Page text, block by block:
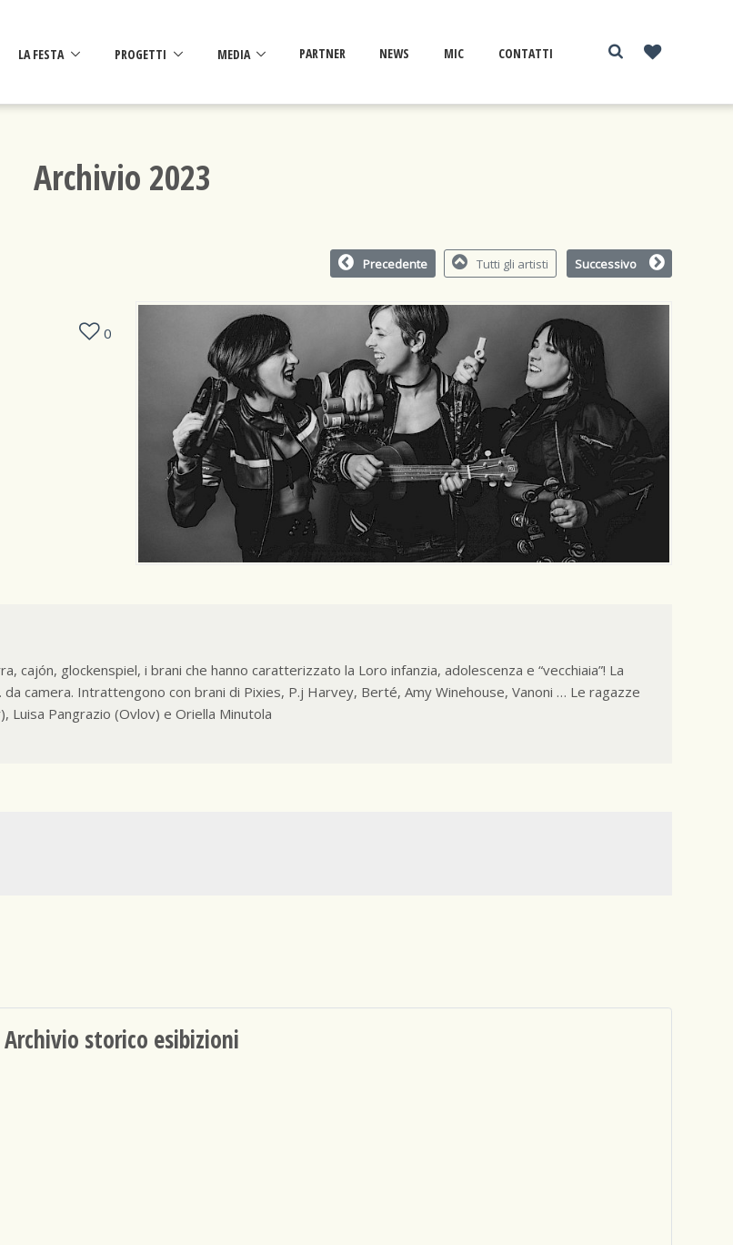
LA FESTA PROGETTI MEDIA PARTNER NEWS MIC CONTATTI
Archivio 2023
Precedente Tutti gli artisti Successivo
0
cajón, glockenspiel, i brani che hanno caratterizzato la Loro infanzia, adolescenza e “vecchiaia”! La
camera. Intrattengono con brani di Pixies, P.j Harvey, Berté, Amy Winehouse, Vanoni … Le ragazze
Luisa Pangrazio (Ovlov) e Oriella Minutola
Archivio storico esibizioni